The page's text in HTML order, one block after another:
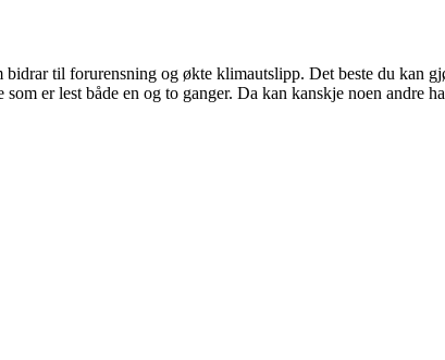
bidrar til forurensning og økte klimautslipp. Det beste du kan
er lest både en og to ganger. Da kan kanskje noen andre